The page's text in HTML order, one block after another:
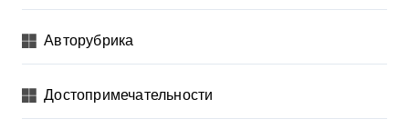
Авторубрика
Достопримечательности